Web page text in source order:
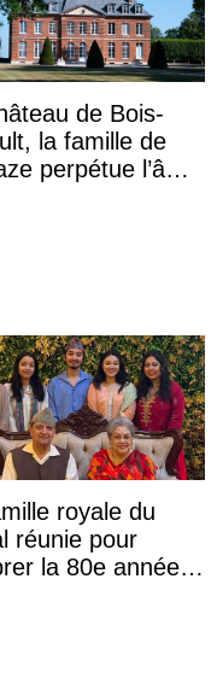
de Bois-
la famille de
perpétue l’âme
royale du
réunie pour
la 80e année